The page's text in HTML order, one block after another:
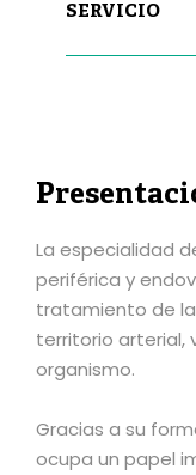
SERVICIO
La especialidad
periférica y
tratamiento de
territorio arterial,
organismo.
Gracias a su
ocupa un papel